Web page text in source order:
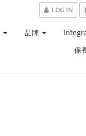
LOG IN
品牌
保